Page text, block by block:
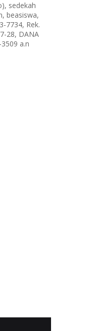
sedekah
beasiswa,
7734, Rek.
28, DANA
a.n